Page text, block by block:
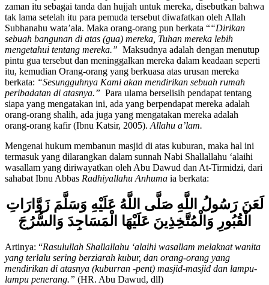
Setelah para pemuda itu dipertemukan dengan orang-orang pada
zaman itu sebagai tanda dan hujjah untuk mereka, disebutkan bahwa
tak lama setelah itu para pemuda tersebut diwafatkan oleh Allah
Subhanahu wata’ala. Maka orang-orang pun berkata ““Dirikan
sebuah bangunan di atas (gua) mereka,Tuhan mereka lebih
mengetahui tentang mereka.” Maksudnya adalah dengan menutup
pintu gua tersebut dan meninggalkan mereka dalam keadaan seperti
itu, kemudian Orang-orang yang berkuasa atas urusan mereka
berkata:“Sesungguhnya Kami akan mendirikan sebuah rumah
peribadatan di atasnya.” Para ulama berselisih pendapat tentang
siapa yang mengatakan ini, ada yang berpendapat mereka adalah
orang-orang shalih, ada juga yang mengatakan mereka adalah
Mengenai hukum membanun masjid di atas kuburan, maka hal ini
termasuk yang dilarangkan dalam sunnah Nabi Shallallahu ‘alaihi
wasallam yang diriwayatkan oleh Abu Dawud dan At-Tirmidzi, dari
sahabat Ibnu Abbas
Radhiyallahu Anhuma ia berkata:
لَعَنَ رَسُولُ اللَّهِ صَلَّى اللَّهُ عَلَيْهِ وَسَلَّمَ زَوَّارَاتِ
الْقُبُورِ وَالْمُتَّخِذِينَ عَلَيْهَا الْمَسَاجِدَ وَالسُّرُجَ
Artinya: “Rasulullah Shallallahu ‘alaihi wasallam melaknat wanita
yang terlalu sering berziarah kubur, dan orang-orang yang
mendirikan di atasnya (kuburran -pent) masjid-masjid dan lampu-